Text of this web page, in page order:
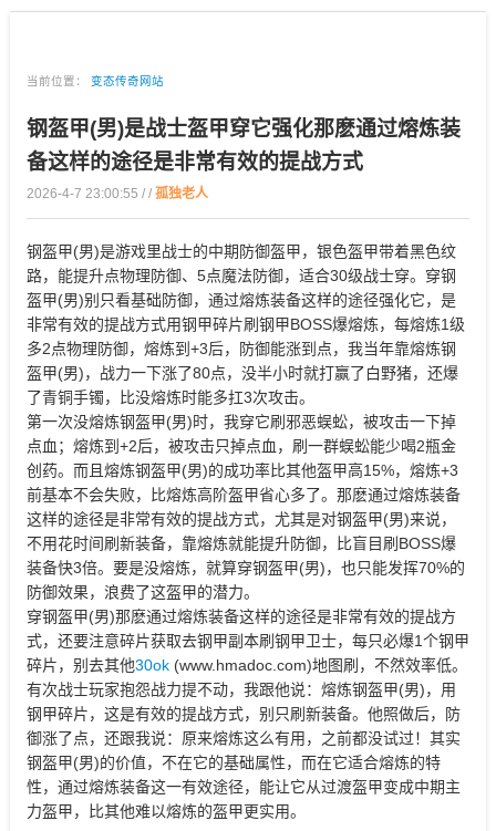
当前位置： 变态传奇网站
钢盔甲(男)是战士盔甲穿它强化那麽通过熔炼装
备这样的途径是非常有效的提战方式
2026-4-7 23:00:55 / / 孤独老人
钢盔甲(男)是游戏里战士的中期防御盔甲，银色盔甲带着黑色纹
路，能提升点物理防御、5点魔法防御，适合30级战士穿。穿钢
盔甲(男)别只看基础防御，通过熔炼装备这样的途径强化它，是
非常有效的提战方式用钢甲碎片刷钢甲BOSS爆熔炼，每熔炼1级
多2点物理防御，熔炼到+3后，防御能涨到点，我当年靠熔炼钢
盔甲(男)，战力一下涨了80点，没半小时就打赢了白野猪，还爆
了青铜手镯，比没熔炼时能多扛3次攻击。
第一次没熔炼钢盔甲(男)时，我穿它刷邪恶蜈蚣，被攻击一下掉
点血；熔炼到+2后，被攻击只掉点血，刷一群蜈蚣能少喝2瓶金
创药。而且熔炼钢盔甲(男)的成功率比其他盔甲高15%，熔炼+3
前基本不会失败，比熔炼高阶盔甲省心多了。那麽通过熔炼装备
这样的途径是非常有效的提战方式，尤其是对钢盔甲(男)来说，
不用花时间刷新装备，靠熔炼就能提升防御，比盲目刷BOSS爆
装备快3倍。要是没熔炼，就算穿钢盔甲(男)，也只能发挥70%的
防御效果，浪费了这盔甲的潜力。
穿钢盔甲(男)那麽通过熔炼装备这样的途径是非常有效的提战方
式，还要注意碎片获取去钢甲副本刷钢甲卫士，每只必爆1个钢甲
碎片，别去其他30ok(www.hmadoc.com)地图刷，不然效率低。
有次战士玩家抱怨战力提不动，我跟他说：熔炼钢盔甲(男)，用
钢甲碎片，这是有效的提战方式，别只刷新装备。他照做后，防
御涨了点，还跟我说：原来熔炼这么有用，之前都没试过！其实
钢盔甲(男)的价值，不在它的基础属性，而在它适合熔炼的特
性，通过熔炼装备这一有效途径，能让它从过渡盔甲变成中期主
力盔甲，比其他难以熔炼的盔甲更实用。